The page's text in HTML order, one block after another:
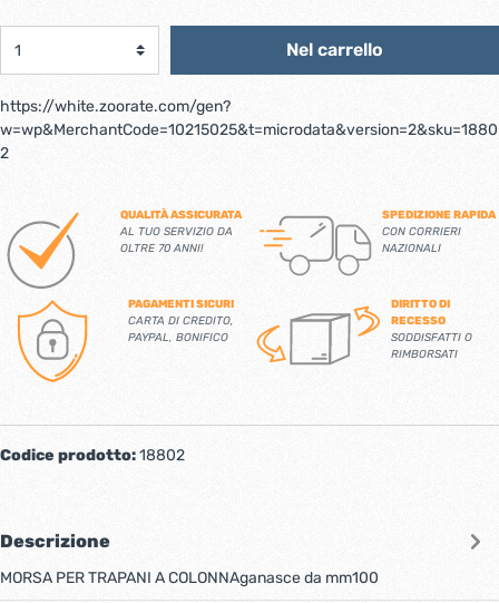
Nel carrello
https://white.zoorate.com/gen?
w=wp&MerchantCode=10215025&t=microdata&version=2&sku=1880
2
QUALITÀ ASSICURATA
AL TUO SERVIZIO DA
OLTRE 70 ANNI!
SPEDIZIONE RAPIDA
CON CORRIERI
NAZIONALI
PAGAMENTI SICURI
CARTA DI CREDITO,
PAYPAL, BONIFICO
DIRITTO DI
RECESSO
SODDISFATTI O
RIMBORSATI
Codice prodotto:18802
Descrizione
MORSA PER TRAPANI A COLONNAganasce da mm100